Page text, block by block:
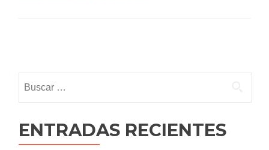
navigation
ENTRADAS RECIENTES